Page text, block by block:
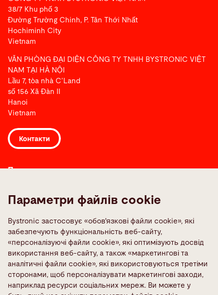
38/7 Khu phố 3
Đường Trường Chinh, P. Tân Thới Nhất
Hochiminh City
Vietnam
VĂN PHÒNG ĐẠI DIỆN CÔNG TY TNHH BYSTRONIC VIỆT
NAM TẠI HÀ NỘI
Lầu 7, tòa nhà C’Land
số 156 Xã Đàn II
Hanoi
Vietnam
Контакти
Посилання
Quality policies
Контакти в усьому світі
Повідомте про несправність
Соціальні медіа
Параметри файлів cookie
Bystronic застосовує «обов'язкові файли cookie», які
забезпечують функціональність веб-сайту,
«персоналізуючі файли cookie», які оптимізують досвід
використання веб-сайту, а також «маркетингові та
аналітичні файли cookie», які використовуються третіми
сторонами, щоб персоналізувати маркетингові заходи,
наприклад ресурси соціальних мереж. Ви можете у